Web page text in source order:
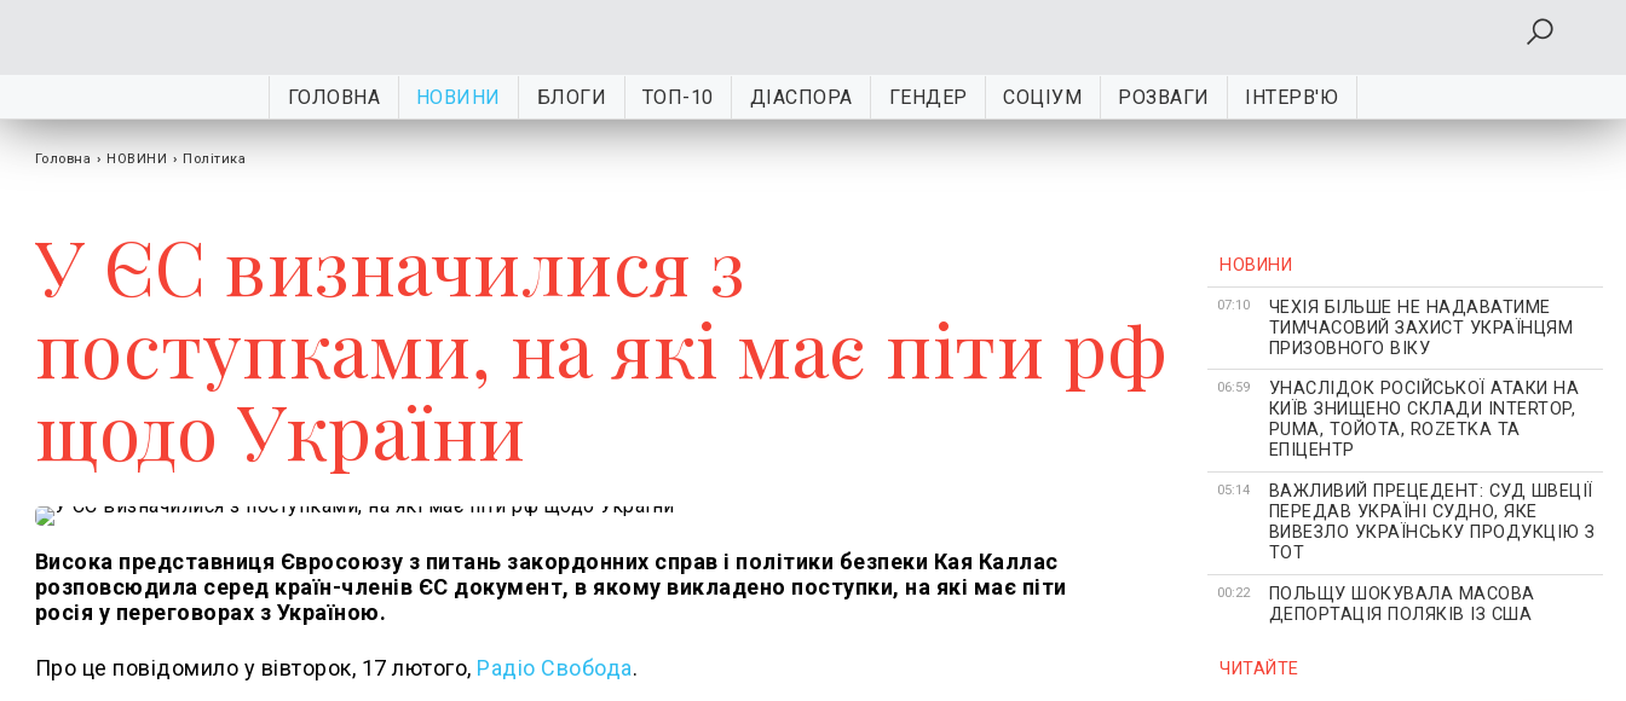
ГОЛОВНА НОВИНИ БЛОГИ ТОП-10 ДІАСПОРА ГЕНДЕР СОЦІУМ РОЗВАГИ ІНТЕРВ'Ю
Головна › НОВИНИ › Політика
У ЄС визначилися з
поступками, на які має піти рф
щодо України
Висока представниця Євросоюзу з питань закордонних справ і політики безпеки Кая Каллас
розповсюдила серед країн-членів ЄС документ, в якому викладено поступки, на які має піти
росія у переговорах з Україною.
Про це повідомило у вівторок, 17 лютого, Радіо Свобода.
НОВИНИ
07:10
ЧЕХІЯ БІЛЬШЕ НЕ НАДАВАТИМЕ
ТИМЧАСОВИЙ ЗАХИСТ УКРАЇНЦЯМ
ПРИЗОВНОГО ВІКУ
06:59
УНАСЛІДОК РОСІЙСЬКОЇ АТАКИ НА
КИЇВ ЗНИЩЕНО СКЛАДИ INTERTOP,
PUMA, ТОЙОТА, ROZETKA ТА
ЕПІЦЕНТР
05:14
ВАЖЛИВИЙ ПРЕЦЕДЕНТ: СУД ШВЕЦІЇ
ПЕРЕДАВ УКРАЇНІ СУДНО, ЯКЕ
ВИВЕЗЛО УКРАЇНСЬКУ ПРОДУКЦІЮ З
ТОТ
00:22
ПОЛЬЩУ ШОКУВАЛА МАСОВА
ДЕПОРТАЦІЯ ПОЛЯКІВ ІЗ США
ЧИТАЙТЕ